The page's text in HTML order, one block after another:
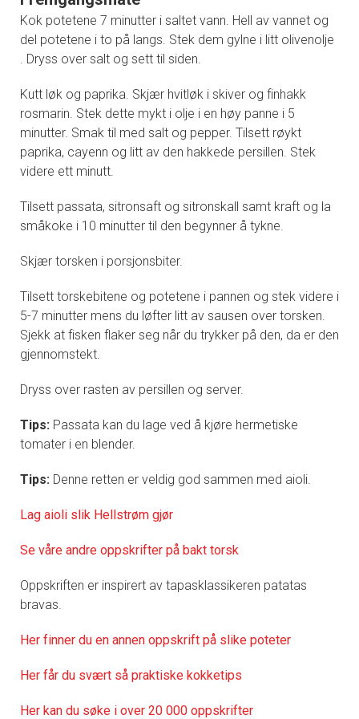
Kok potetene 7 minutter i saltet vann. Hell av vannet og
del potetene i to på langs. Stek dem gylne i litt olivenolje
. Dryss over salt og sett til siden.
Kutt løk og paprika. Skjær hvitløk i skiver og finhakk
rosmarin. Stek dette mykt i olje i en høy panne i 5
minutter. Smak til med salt og pepper. Tilsett røykt
paprika, cayenn og litt av den hakkede persillen. Stek
videre ett minutt.
Tilsett passata, sitronsaft og sitronskall samt kraft og la
småkoke i 10 minutter til den begynner å tykne.
Skjær torsken i porsjonsbiter.
Tilsett torskebitene og potetene i pannen og stek videre i
5-7 minutter mens du løfter litt av sausen over torsken.
Sjekk at fisken flaker seg når du trykker på den, da er den
gjennomstekt.
Dryss over rasten av persillen og server.
Tips: Passata kan du lage ved å kjøre hermetiske
tomater i en blender.
Tips: Denne retten er veldig god sammen med aioli.
Lag aioli slik Hellstrøm gjør
Se våre andre oppskrifter på bakt torsk
Oppskriften er inspirert av tapasklassikeren patatas
bravas.
Her finner du en annen oppskrift på slike poteter
Her får du svært så praktiske kokketips
Her kan du søke i over 20 000 oppskrifter